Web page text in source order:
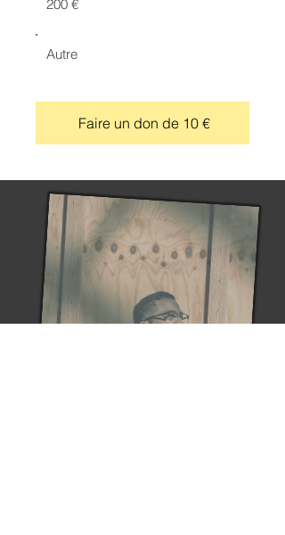
200 €
Autre
Faire un don de 10 €